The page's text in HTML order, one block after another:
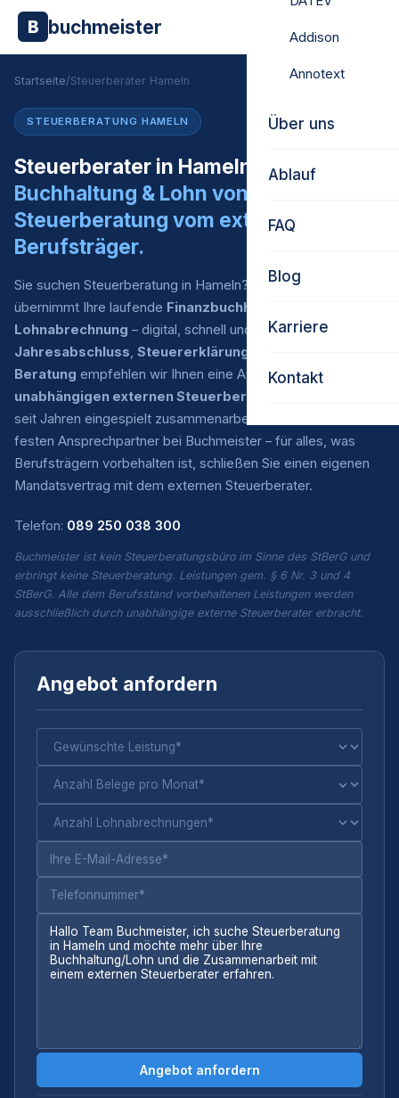
B buchmeister Addison
Annotext
Über uns
Ablauf
FAQ
Blog
Karriere
Kontakt
Startseite/Steuerberater Hameln
STEUERBERATUNG HAMELN
Steuerberater in Hameln gesucht?
Buchhaltung & Lohn von uns.
Steuerberatung vom externen
Berufsträger.
Sie suchen Steuerberatung in Hameln? Buchmeister
übernimmt Ihre laufende Finanzbuchhaltung
Lohnabrechnung – digital, schnell und zu fairen Preisen. Für
Jahresabschluss, Steuererklärung
Beratung empfehlen wir Ihnen eine Auswahl an
unabhängigen externen Steuerberatern
seit Jahren eingespielt zusammenarbeiten. Sie haben einen
festen Ansprechpartner bei Buchmeister – für alles, was
Berufsträgern vorbehalten ist, schließen Sie einen eigenen
Mandatsvertrag mit dem externen Steuerberater.
Telefon: 089 250 038 300
Buchmeister ist kein Steuerberatungsbüro im Sinne des StBerG und
erbringt keine Steuerberatung. Leistungen gem. § 6 Nr. 3 und 4
StBerG. Alle dem Berufsstand vorbehaltenen Leistungen werden
ausschließlich durch unabhängige externe Steuerberater erbracht.
Angebot anfordern
Angebot anfordern